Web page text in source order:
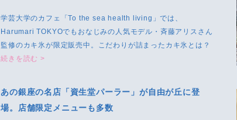
学芸大学のカフェ「To the sea health living」では、
Harumari TOKYOでもおなじみの人気モデル・斉藤アリスさん
監修のカキ氷が限定販売中。こだわりが詰まったカキ氷とは？
続きを読む >
あの銀座の名店「資生堂パーラー」が自由が丘に登
場。店舗限定メニューも多数